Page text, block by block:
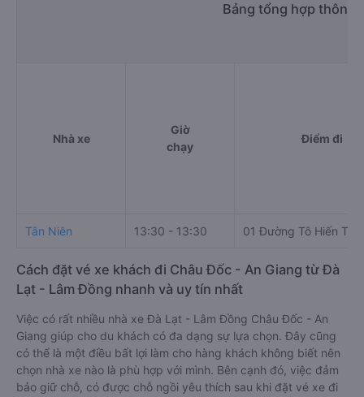
Bảng tổng hợp thông
Nhà xe
Giờ
chạy
Điểm đi
Tân Niên 13:30 - 13:30 01 Đường Tô Hiến
Cách đặt vé xe khách đi Châu Đốc - An Giang từ Đà
Lạt - Lâm Đồng nhanh và uy tín nhất
Việc có rất nhiều nhà xe Đà Lạt - Lâm Đồng Châu Đốc - An
Giang giúp cho du khách có đa dạng sự lựa chọn. Đây cũng
có thể là một điều bất lợi làm cho hàng khách không biết nên
chọn nhà xe nào là phù hợp với mình. Bên cạnh đó, việc đảm
bảo giữ chỗ, có được chỗ ngồi yêu thích sau khi đặt vé xe đi